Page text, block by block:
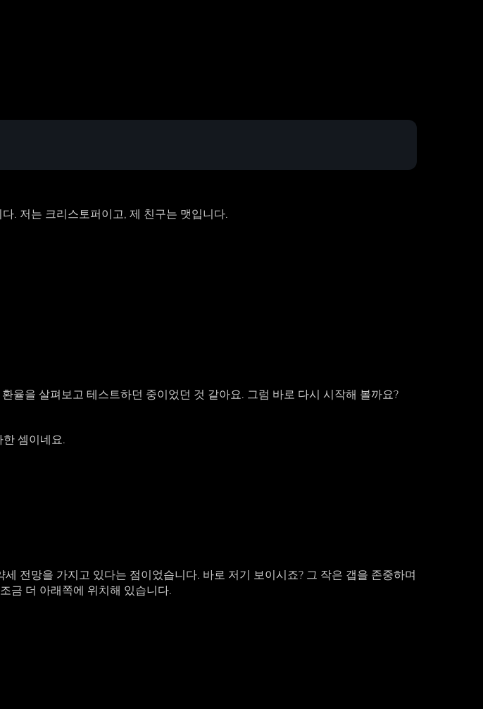
. 저는 크리스토퍼이고, 제 친구는 맷입니다.
율을 살펴보고 테스트하던 중이었던 것 같아요. 그럼 바로 다시 시작해 볼까요?
셈이네요.
전망을 가지고 있다는 점이었습니다. 바로 저기 보이시죠? 그 작은 갭을 존중하며
금 더 아래쪽에 위치해 있습니다.